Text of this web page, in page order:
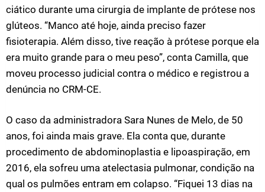
ciático durante uma cirurgia de implante de prótese nos
glúteos. “Manco até hoje, ainda preciso fazer
fisioterapia. Além disso, tive reação à prótese porque ela
era muito grande para o meu peso”, conta Camilla, que
moveu processo judicial contra o médico e registrou a
denúncia no CRM-CE.
O caso da administradora Sara Nunes de Melo, de 50
anos, foi ainda mais grave. Ela conta que, durante
procedimento de abdominoplastia e lipoaspiração, em
2016, ela sofreu uma atelectasia pulmonar, condição na
qual os pulmões entram em colapso. “Fiquei 13 dias na